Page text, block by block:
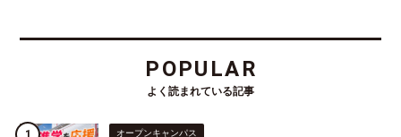
POPULAR
よく読まれている記事
オープンキャンパス